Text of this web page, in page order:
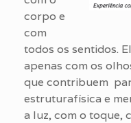
corpo e
com
todos os sentidos.
apenas com os
que contribuem
estruturafísica e
a luz, com o toque,